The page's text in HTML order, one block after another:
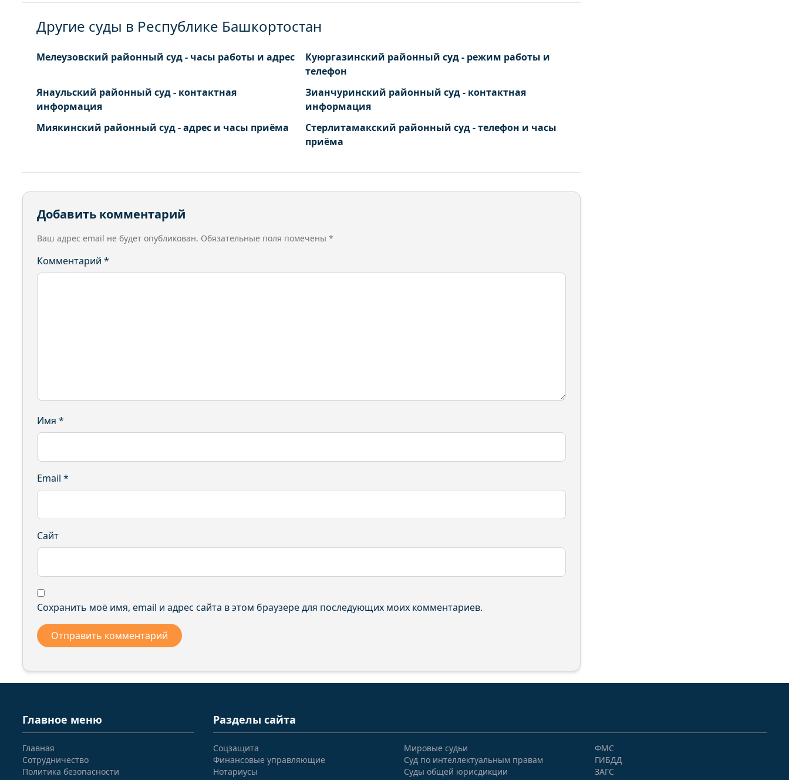
Другие суды в Республике Башкортостан
Мелеузовский районный суд - часы работы и адрес
Куюргазинский районный суд - режим работы и
телефон
Янаульский районный суд - контактная
информация
Зианчуринский районный суд - контактная
информация
Миякинский районный суд - адрес и часы приёма
Стерлитамакский районный суд - телефон и часы
приёма
Добавить комментарий
Ваш адрес email не будет опубликован. Обязательные поля помечены *
Комментарий *
Имя *
Email *
Сайт
Сохранить моё имя, email и адрес сайта в этом браузере для последующих моих комментариев.
Главное меню
Главная
Сотрудничество
Политика безопасности
Разделы сайта
Соцзащита
Финансовые управляющие
Нотариусы
Мировые судьи
Суд по интеллектуальным правам
Суды общей юрисдикции
ФМС
ГИБДД
ЗАГС